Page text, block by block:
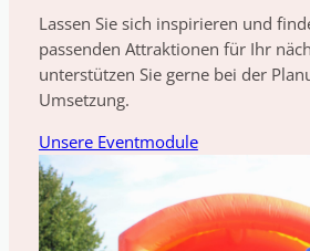
Lassen Sie sich inspirieren und
passenden Attraktionen für Ihr
unterstützen Sie gerne bei der
Umsetzung.
Unsere Eventmodule